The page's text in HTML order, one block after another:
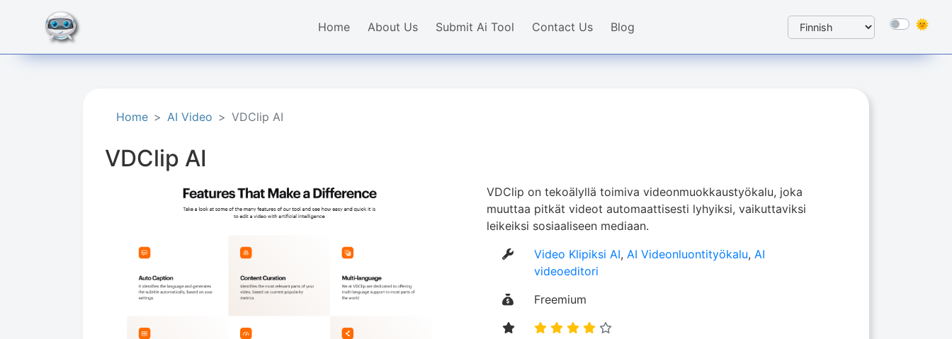
Home About Us Submit Ai Tool Contact Us Blog
Home AI Video VDClip AI
VDClip AI
VDClip on tekoälyllä toimiva videonmuokkaustyökalu, joka
muuttaa pitkät videot automaattisesti lyhyiksi, vaikuttaviksi
leikeiksi sosiaaliseen mediaan.
Video Klipiksi AI,AI Videonluontityökalu,AI
videoeditori
Freemium